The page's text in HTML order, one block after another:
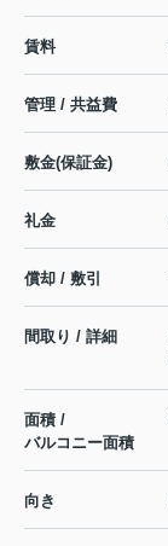
賃料
管理 / 共益費
敷金(保証金)
礼金
償却 / 敷引
間取り / 詳細
面積 /
バルコニー面積
向き